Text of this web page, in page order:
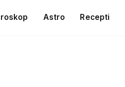
Astro Recepti